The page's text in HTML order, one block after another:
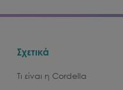
Σχετικά
Τι είναι η Cordella